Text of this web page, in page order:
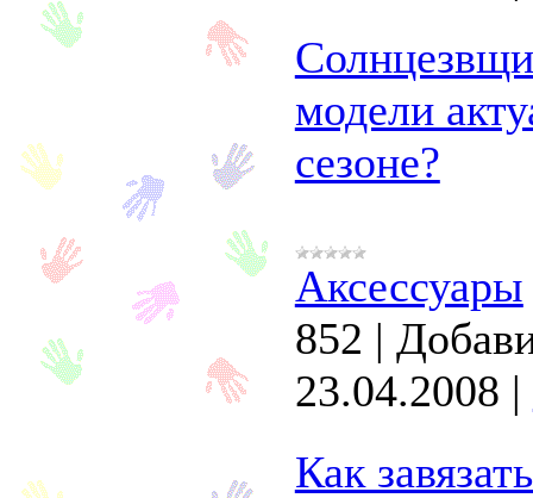
модели
сезоне?
Аксессуары
852 |
23.04.2008 |
Как